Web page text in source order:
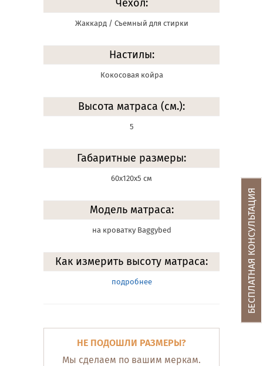
Чехол:
Жаккард / Съемный для стирки
Настилы:
Кокосовая койра
Высота матраса (см.):
5
Габаритные размеры:
60х120х5 см
Модель матраса:
на кроватку Baggybed
Как измерить высоту матраса:
подробнее
НЕ ПОДОШЛИ РАЗМЕРЫ?
Мы сделаем по вашим меркам.
БЕСПЛАТНАЯ КОНСУЛЬТАЦИЯ